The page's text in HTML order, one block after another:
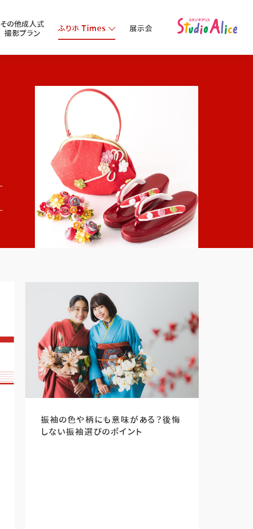
その他成人式
撮影プラン
ふりホ Times 展示会
振袖の色や柄にも意味がある？後悔
しない振袖選びのポイント